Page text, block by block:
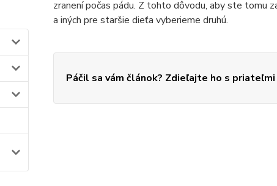
zranení počas pádu. Z tohto dôvodu, aby ste tomu
a iných pre staršie dieťa vyberieme druhú.
Páčil sa vám článok? Zdieľajte ho s priateľmi